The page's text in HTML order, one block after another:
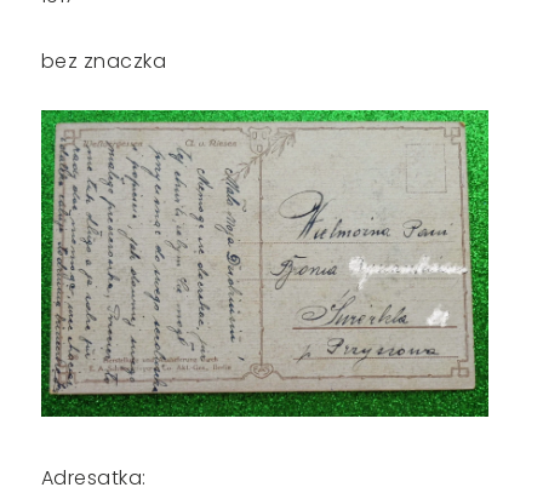
bez znaczka
Adresatka: